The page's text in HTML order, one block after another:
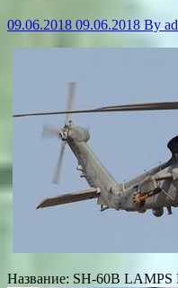
09.06.2018 09.06.2018 By
Название: SH-60B LAMPS